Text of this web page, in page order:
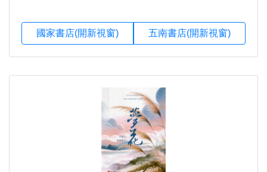
國家書店(開新視窗) 五南書店(開新視窗)